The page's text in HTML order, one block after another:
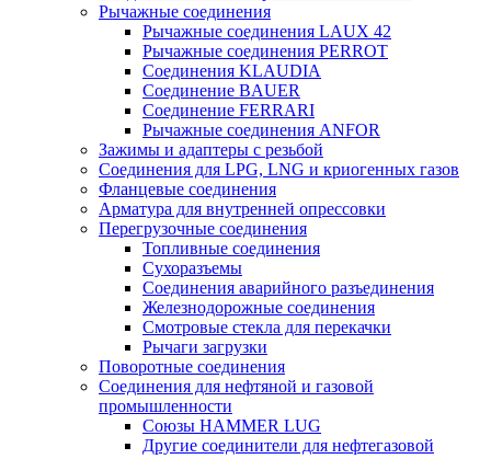
Рычажные соединения
Рычажные соединения LAUX 42
Рычажные соединения PERROT
Соединения KLAUDIA
Соединение BAUER
Соединение FERRARI
Рычажные соединения ANFOR
Зажимы и адаптеры с резьбой
Соединения для LPG, LNG и криогенных газов
Фланцевые соединения
Арматура для внутренней опрессовки
Перегрузочные соединения
Топливные соединения
Сухоразъемы
Соединения аварийного разъединения
Железнодорожные соединения
Смотровые стекла для перекачки
Рычаги загрузки
Поворотные соединения
Соединения для нефтяной и газовой
промышленности
Союзы HAMMER LUG
Другие соединители для нефтегазовой